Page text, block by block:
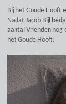
Bij het Goude Hooft
Nadat Jacob Bijl
aantal Vrienden nog
het Goude Hooft.